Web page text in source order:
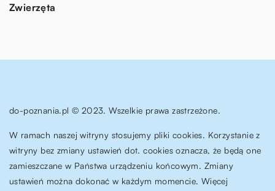
Zwierzęta
do-poznania.pl © 2023. Wszelkie prawa zastrzeżone.
W ramach naszej witryny stosujemy pliki cookies. Korzystanie z
witryny bez zmiany ustawień dot. cookies oznacza, że będą one
zamieszczane w Państwa urządzeniu końcowym. Zmiany
ustawień można dokonać w każdym momencie. Więcej